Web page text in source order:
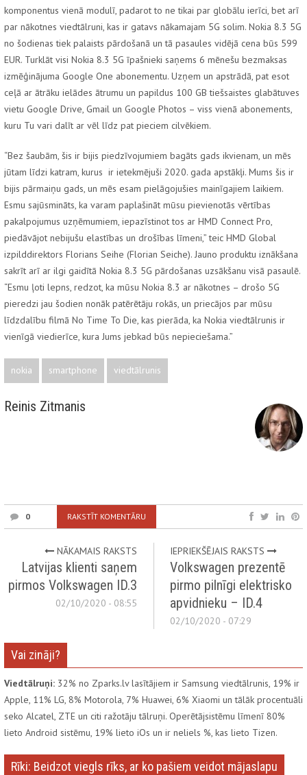
komponentus vienā modulī, padarot to ne tikai par globālu ierīci, bet arī
par nākotnes viedtālruni, kas ir gatavs nākamajam 5G solim. Nokia 8.3 5G
no šodienas tiek palaists pārdošanā un tā pasaules vidējā cena būs 599
EUR. Turklāt visi Nokia 8.3 5G īpašnieki saņems 6 mēnešu bezmaksas
izmēģinājuma Google One abonementu. Uzņem un apstrādā, pat esot
ceļā ar ātrāku ielādes ātrumu un papildus 100 GB tiešsaistes glabātuves
vietu Google Drive, Gmail un Google Photos – viss vienā abonements,
kuru Tu vari dalīt ar vēl līdz pat pieciem cilvēkiem.
“Bez šaubām, šis ir bijis piedzīvojumiem bagāts gads ikvienam, un mēs
jūtam līdzi katram, kurus ir ietekmējuši 2020. gada apstākļi. Mums šis ir
bijis pārmaiņu gads, un mēs esam pielāgojušies mainīgajiem laikiem.
Esmu sajūsmināts, ka varam paplašināt mūsu pievienotās vērtības
pakalpojumus uzņēmumiem, iepazīstinot tos ar HMD Connect Pro,
piedāvājot nebijušu elastības un drošības līmeni,” teic HMD Global
izpilddirektors Florians Seihe (Florian Seiche). Jauno produktu iznākšana
sakrīt arī ar ilgi gaidītā Nokia 8.3 5G pārdošanas uzsākšanu visā pasaulē.
“Esmu ļoti lepns, redzot, ka mūsu Nokia 8.3 ar nākotnes – drošo 5G
pieredzi jau šodien nonāk patērētāju rokās, un priecājos par mūsu
līdzdalību filmā No Time To Die, kas pierāda, ka Nokia viedtālrunis ir
vienīgā viedierīce, kura Jums jebkad būs nepieciešama.”
nokia smartphone viedtālrunis
Reinis Zitmanis
0 RAKSTĪT KOMENTĀRU
NĀKAMAIS RAKSTS
Latvijas klienti saņem
pirmos Volkswagen ID.3
02/10/2020 - 08:55
IEPRIEKŠĒJAIS RAKSTS
Volkswagen prezentē
pirmo pilnīgi elektrisko
apvidnieku – ID.4
02/10/2020 - 07:29
Vai zināji?
Viedtālruņi: 32% no Zparks.lv lasītājiem ir Samsung viedtālrunis, 19% ir
Apple, 11% LG, 8% Motorola, 7% Huawei, 6% Xiaomi un tālāk procentuāli
seko Alcatel, ZTE un citi ražotāju tālruņi. Operētājsistēmu līmenī 80%
lieto Android sistēmu, 19% lieto iOs un ir neliels %, kas lieto Tizen.
Rīki: Beidzot viegls rīks, ar ko pašiem veidot mājaslapu